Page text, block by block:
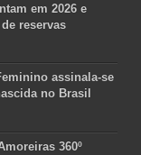
em 2026 e
reservas
assinala-se
no Brasil
360º